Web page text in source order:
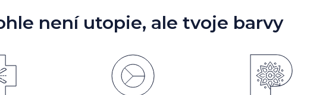
není utopie, ale tvoje barvy